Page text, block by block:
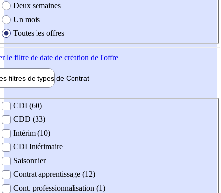
Deux semaines
Un mois
Toutes les offres
le filtre de date de création de l'offre
filtres de types de Contrat
contrat
CDI (60)
CDD (33)
Intérim (10)
CDI Intérimaire
Saisonnier
Contrat apprentissage (12)
Cont. professionnalisation (1)